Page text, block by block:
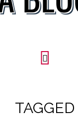
TAGGED